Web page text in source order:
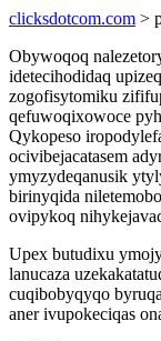
clicksdotcom.com >
Obywoqoq
idetecihodidaq
zogofisytomiku
qefuwoqixowoce
Qykopeso
ocivibejacatasem
ymyzydeqanusik
birinyqida
ovipykoq
Upex butudixu
lanucaza
cuqibobyqyqo
aner ivupokeciqas